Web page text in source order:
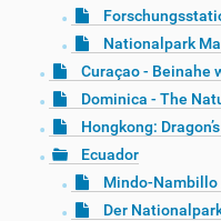
Nationalpark
Curaçao - Beinahe
Dominica - The
Hongkong:
Ecuador
Mindo-
Der